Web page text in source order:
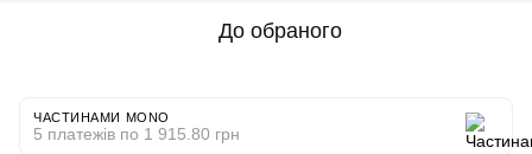
До обраного
ЧАСТИНАМИ MONO
5 платежів по 1 915.80 грн